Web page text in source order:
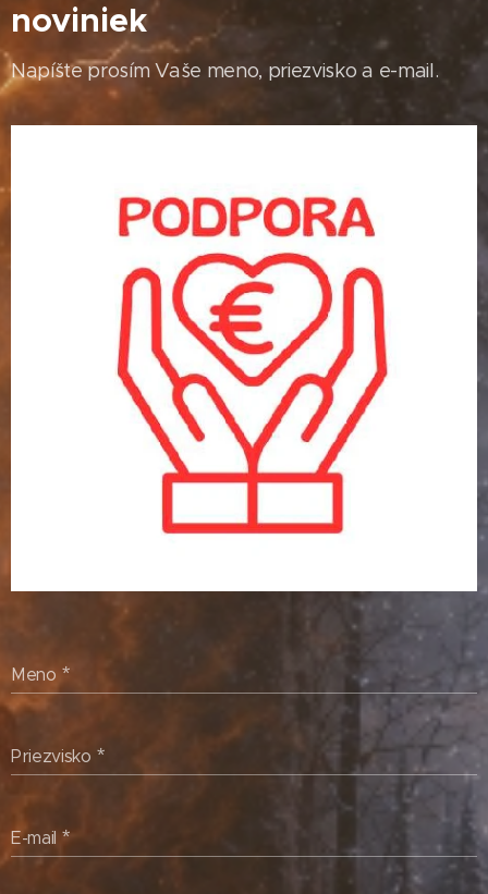
noviniek
Napíšte prosím Vaše meno, priezvisko a e-mail.
Meno
Priezvisko
E-mail